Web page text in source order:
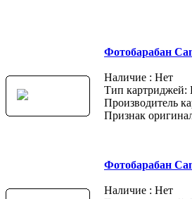
Фотобарабан
Наличие : Нет
Тип картриджей:
Производитель
Признак
Фотобарабан
Наличие : Нет